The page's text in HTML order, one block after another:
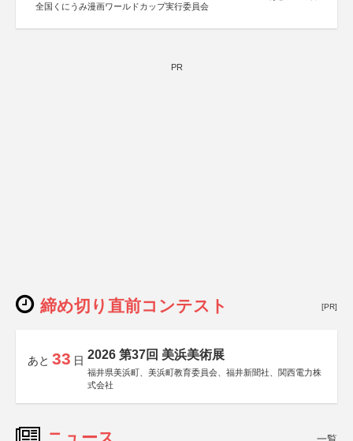
全国くにうみ漫画ワールドカップ実行委員会
PR
締め切り直前コンテスト [PR]
あと 33 日 2026 第37回 美浜美術展
福井県美浜町、美浜町教育委員会、福井新聞社、関西電力株
式会社